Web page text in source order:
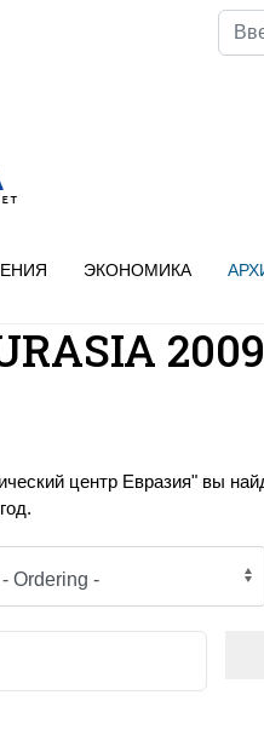
Поиск
ЭКОНОМИКА
центр Евразия" вы